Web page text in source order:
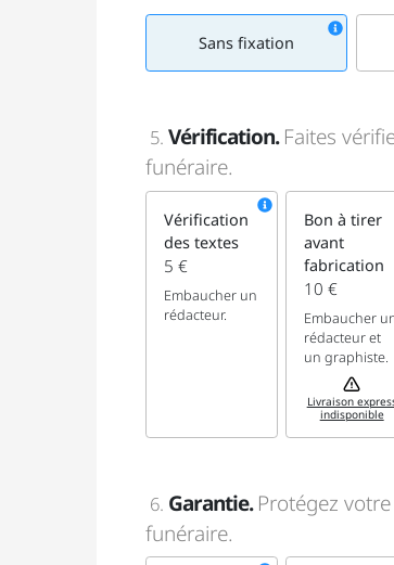
Sans fixation
5. Vérification. Faites
funéraire.
Vérification
des textes
5 €
Embaucher un
rédacteur.
Bon à tirer
avant
fabrication
10 €
Embaucher
rédacteur et
un graphiste.
Livraison
indisponible
6. Garantie. Protégez
funéraire.